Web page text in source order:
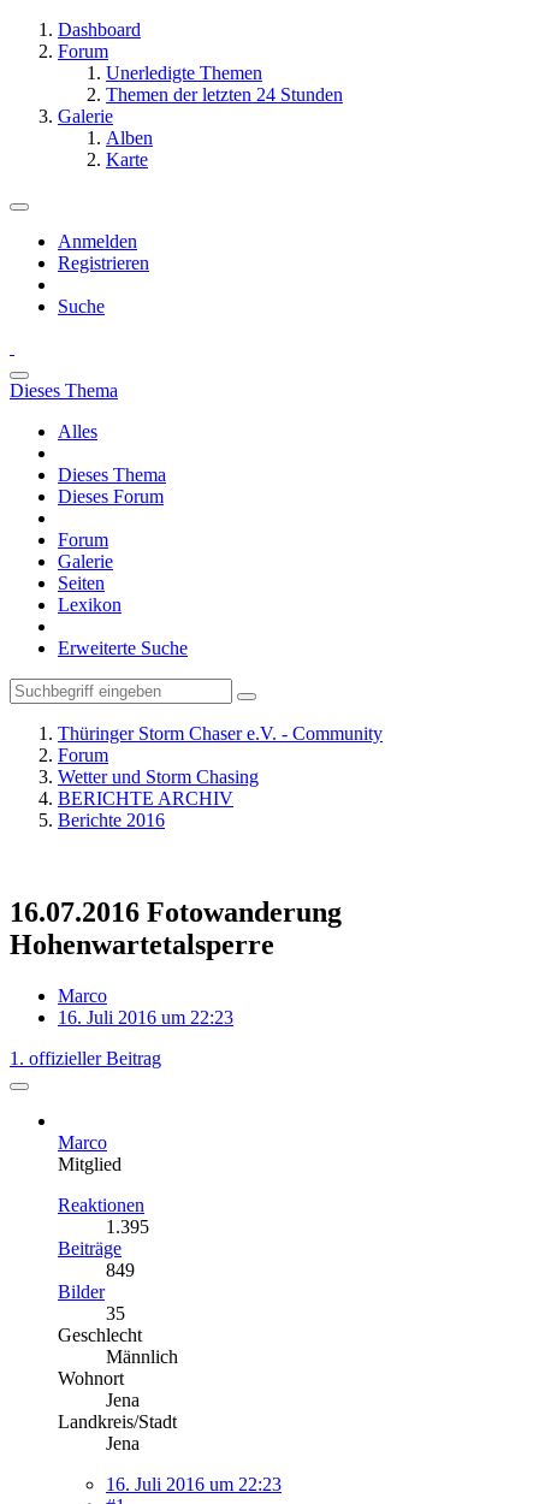
Dashboard
Forum
Unerledigte Themen
Themen der letzten 24 Stunden
Galerie
Alben
Karte
Anmelden
Registrieren
Suche
Dieses Thema
Alles
Dieses Thema
Dieses Forum
Forum
Galerie
Seiten
Lexikon
Erweiterte Suche
Thüringer Storm Chaser e.V. - Community
Forum
Wetter und Storm Chasing
BERICHTE ARCHIV
Berichte 2016
16.07.2016 Fotowanderung
Hohenwartetalsperre
Marco
16. Juli 2016 um 22:23
1. offizieller Beitrag
Marco
Mitglied
Reaktionen
1.395
Beiträge
849
Bilder
35
Geschlecht
Männlich
Wohnort
Jena
Landkreis/Stadt
Jena
16. Juli 2016 um 22:23